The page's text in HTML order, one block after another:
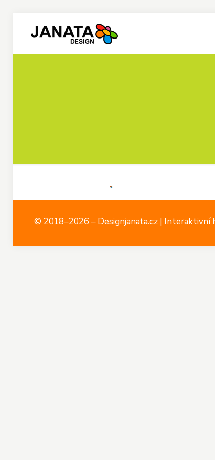
© 2018–2026 – Designjanata.cz |